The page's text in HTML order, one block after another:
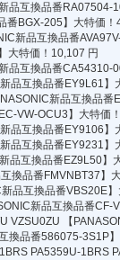
新品互換品番
番BGX-205】大特価
新品互換品番
大特価！10,107 円
新品互換品番
新品互換品番EY9L61
新品互換品
VW-OCU3】大特価
新品互換品番EY9106
新品互換品番EY9231
新品互換品番EZ9L50】
互換品番FMVNBT37】
新品互換品番VBS20E
新品互換品番
VZSU0ZU
【
換品番586075-3S1P
PA5359U-1BRS